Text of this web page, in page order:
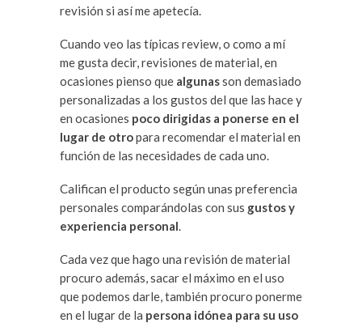
revisión si así me apetecía.
Cuando veo las típicas review, o como a mí
me gusta decir, revisiones de material, en
ocasiones pienso que algunasson demasiado
personalizadas a los gustos del que las hace y
en ocasiones poco dirigidas a ponerse en el
lugar de otropara recomendar el material en
función de las necesidades de cada uno.
Califican el producto según unas preferencia
personales comparándolas con sus gustos y
experiencia personal.
Cada vez que hago una revisión de material
procuro además, sacar el máximo en el uso
que podemos darle, también procuro ponerme
en el lugar de la persona idónea para su uso